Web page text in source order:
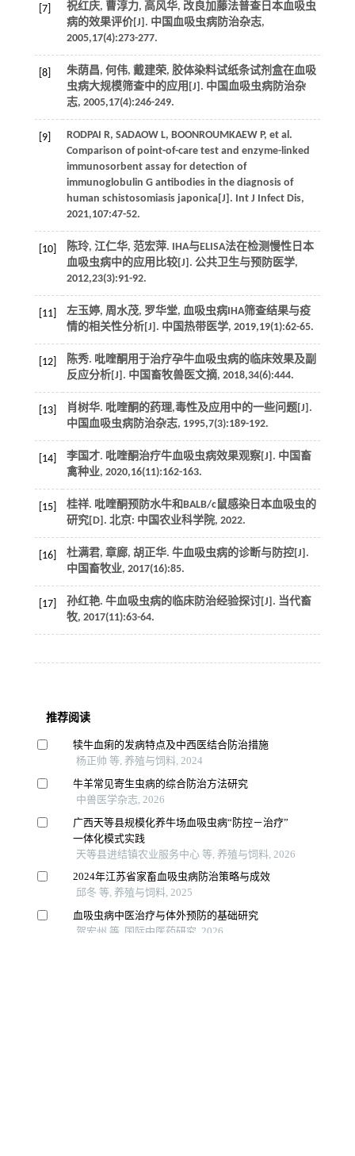
[7]
祝红庆, 曹淳力, 高风华, 改良加藤法普查日本血吸虫
病的效果评价[J]. 中国血吸虫病防治杂志,
2005,17(4):273-277.
[8]
朱荫昌, 何伟, 戴建荣, 胶体染料试纸条试剂盒在血吸
虫病大规模筛查中的应用[J]. 中国血吸虫病防治杂
志, 2005,17(4):246-249.
[9] RODPAI R, SADAOW L, BOONROUMKAEW P, et al.
Comparison of point-of-care test and enzyme-linked
immunosorbent assay for detection of
immunoglobulin G antibodies in the diagnosis of
human schistosomiasis japonica[J]. Int J Infect Dis,
2021,107:47-52.
[10]
陈玲, 江仁华, 范宏萍. IHA与ELISA法在检测慢性日本
血吸虫病中的应用比较[J]. 公共卫生与预防医学,
2012,23(3):91-92.
[11]
左玉婷, 周水茂, 罗华堂, 血吸虫病IHA筛查结果与疫
情的相关性分析[J]. 中国热带医学, 2019,19(1):62-65.
[12]
陈秀. 吡喹酮用于治疗孕牛血吸虫病的临床效果及副
反应分析[J]. 中国畜牧兽医文摘, 2018,34(6):444.
[13]
肖树华. 吡喹酮的药理,毒性及应用中的一些问题[J].
中国血吸虫病防治杂志, 1995,7(3):189-192.
[14] 李国才. 吡喹酮治疗牛血吸虫病效果观察[J]. 中国畜
禽种业, 2020,16(11):162-163.
[15]
桂祥. 吡喹酮预防水牛和BALB/c鼠感染日本血吸虫的
研究[D]. 北京: 中国农业科学院, 2022.
[16]
杜满君, 章廊, 胡正华. 牛血吸虫病的诊断与防控[J].
中国畜牧业, 2017(16):85.
[17] 孙红艳. 牛血吸虫病的临床防治经验探讨[J]. 当代畜
牧, 2017(11):63-64.